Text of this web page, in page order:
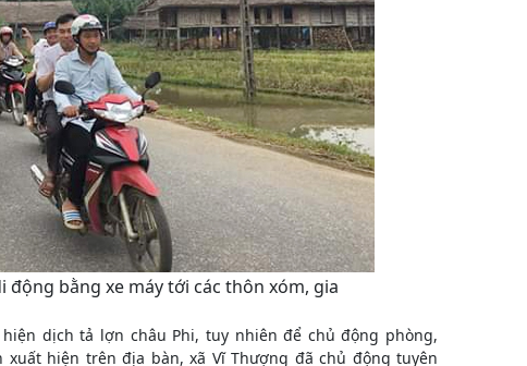
bằng xe máy tới các thôn xóm, gia
dịch tả lợn châu Phi, tuy nhiên để chủ động phòng,
hiện trên địa bàn, xã Vĩ Thượng đã chủ động tuyên